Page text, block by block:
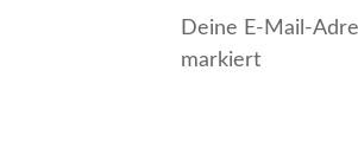
Deine E-Mail-
markiert